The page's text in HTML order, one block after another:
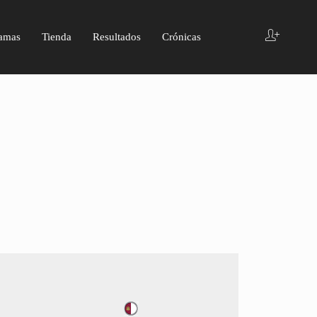
Tienda Resultados Crónicas